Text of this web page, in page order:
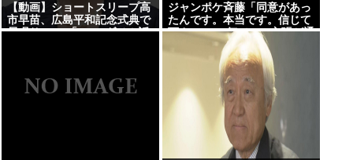
【動画】ショートスリープ高
市早苗、広島平和記念式典で
居眠りwww「zzz…ダメ！話
ジャンポケ斉藤「同意があっ
たんです。本当です。信じて
下さい」 ←何でこの主張が通
らないの？